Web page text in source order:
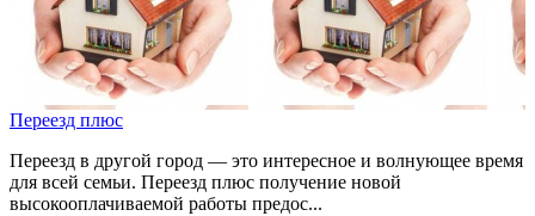
Переезд плюс
Переезд в другой город — это интересное и волнующее время
для всей семьи. Переезд плюс получение новой
высокооплачиваемой работы предос...